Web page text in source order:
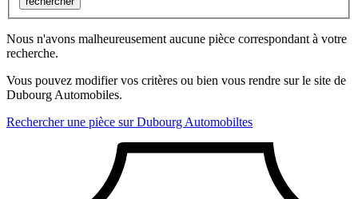
Nous n'avons malheureusement aucune pièce correspondant à votre
recherche.
Vous pouvez modifier vos critères ou bien vous rendre sur le site de
Dubourg Automobiles.
Rechercher une pièce sur Dubourg Automobiltes